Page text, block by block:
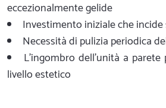
eccezionalmente gelide
Investimento iniziale che
Necessità di pulizia periodica
L'ingombro dell'unità a parete
livello estetico